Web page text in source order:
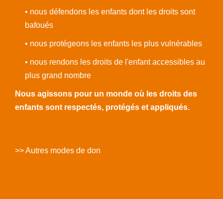
• nous défendons les enfants dont les droits sont
bafoués
• nous protégeons les enfants les plus vulnérables
• nous rendons les droits de l'enfant accessibles au
plus grand nombre
Nous agissons pour un monde où les droits des
enfants sont respectés, protégés et appliqués.
>> Autres modes de don